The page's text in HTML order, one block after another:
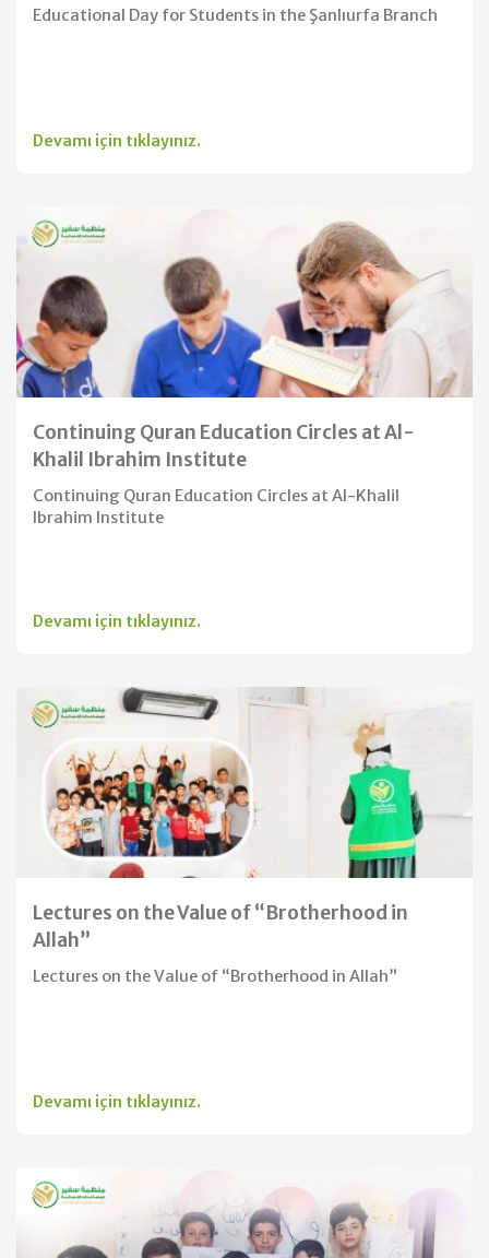
Educational Day for Students in the Şanlıurfa Branch
Devamı için tıklayınız.
Continuing Quran Education Circles at Al-
Khalil Ibrahim Institute
Continuing Quran Education Circles at Al-Khalil
Ibrahim Institute
Devamı için tıklayınız.
Lectures on the Value of “Brotherhood in
Allah”
Lectures on the Value of “Brotherhood in Allah”
Devamı için tıklayınız.